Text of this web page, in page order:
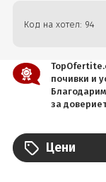
Код на хотел: 94
почивки и
за
Цени